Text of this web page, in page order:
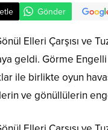
Gönder
Elleri Çarşısı ve
geldi. Görme Engelli
ile birlikte oyun
ve gönüllülerin